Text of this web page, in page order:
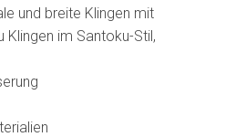
und breite Klingen mit
im Santoku-Stil,